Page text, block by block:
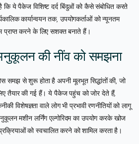
ये पैकेज विशिष्ट दर्द बिंदुओं को कैसे संबोधित करते
कार्यान्वयन तक, उपयोगकर्ताओं को न्यूनतम
प्राप्त करने के लिए सशक्त बनाते हैं।
की नींव को समझना
समझ से शुरू होता है अपनी मूलभूत सिद्धांतों की, जो
तैयार की गई हैं। ये पैकेज पहुंच को जोर देते हैं,
विशेषज्ञता वाले लोग भी प्रभावी रणनीतियों को लागू
मशीन लर्निंग एल्गोरिदम का उपयोग करके खोज
को स्वचालित करने को शामिल करता है।